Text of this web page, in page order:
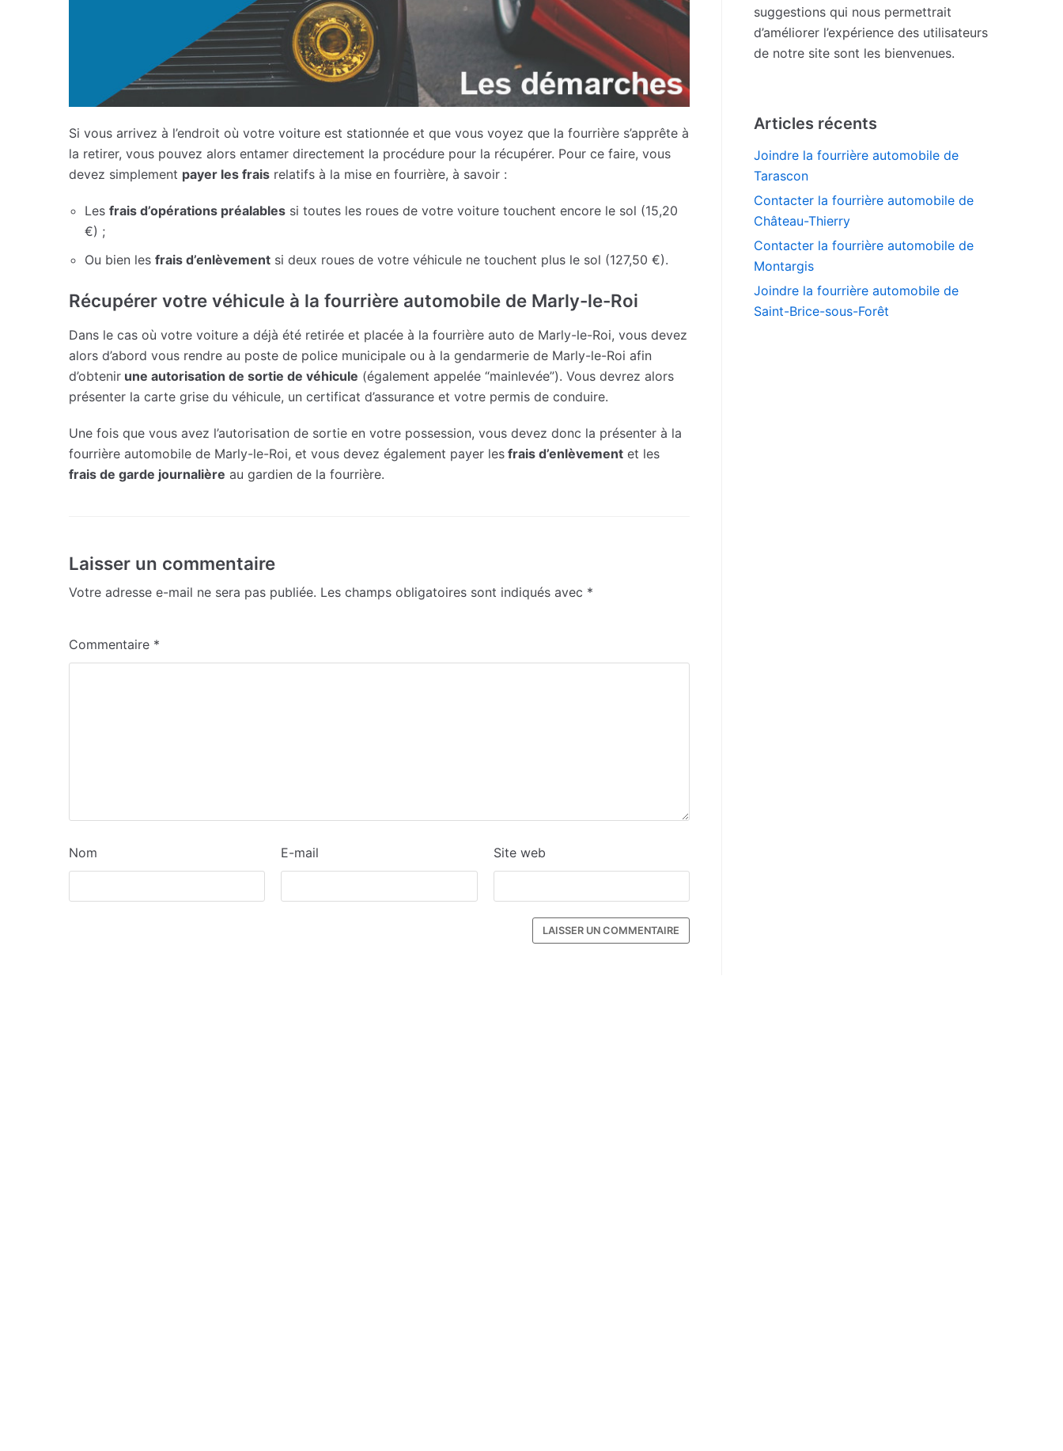
Si vous arrivez à l’endroit où votre voiture est stationnée et que vous voyez que la fourrière s’apprête à
la retirer, vous pouvez alors entamer directement la procédure pour la récupérer. Pour ce faire, vous
devez simplement payer les frais relatifs à la mise en fourrière, à savoir :
Les frais d’opérations préalables si toutes les roues de votre voiture touchent encore le sol (15,20
€) ;
Ou bien les frais d’enlèvement si deux roues de votre véhicule ne touchent plus le sol (127,50 €).
Récupérer votre véhicule à la fourrière automobile de Marly-le-Roi
Dans le cas où votre voiture a déjà été retirée et placée à la fourrière auto de Marly-le-Roi, vous devez
alors d’abord vous rendre au poste de police municipale ou à la gendarmerie de Marly-le-Roi afin
d’obtenir une autorisation de sortie de véhicule (également appelée “mainlevée”). Vous devrez alors
présenter la carte grise du véhicule, un certificat d’assurance et votre permis de conduire.
Une fois que vous avez l’autorisation de sortie en votre possession, vous devez donc la présenter à la
fourrière automobile de Marly-le-Roi, et vous devez également payer les frais d’enlèvement et les
frais de garde journalière au gardien de la fourrière.
Laisser un commentaire
Votre adresse e-mail ne sera pas publiée. Les champs obligatoires sont indiqués avec *
Commentaire *
Nom E-mail Site web
suggestions qui nous permettrait
d’améliorer l’expérience des utilisateurs
de notre site sont les bienvenues.
Articles récents
Joindre la fourrière automobile de
Tarascon
Contacter la fourrière automobile de
Château-Thierry
Contacter la fourrière automobile de
Montargis
Joindre la fourrière automobile de
Saint-Brice-sous-Forêt